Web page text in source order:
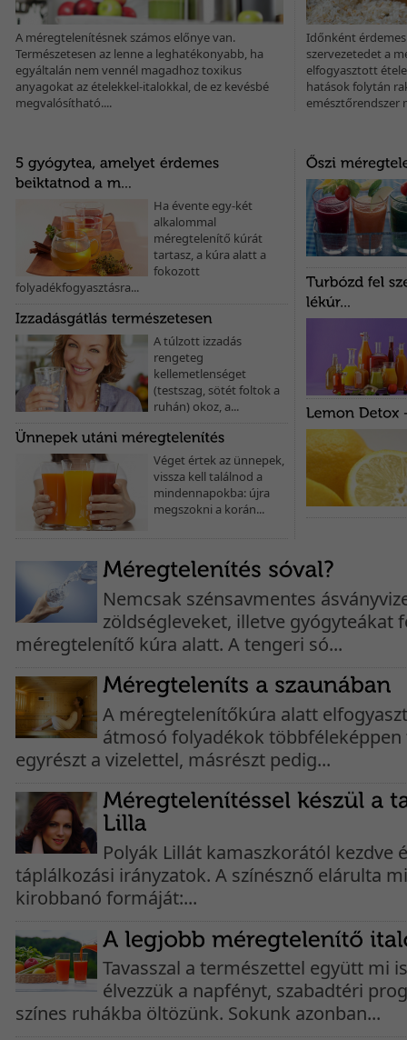
A méregtelenítésnek számos előnye van.
Természetesen az lenne a leghatékonyabb, ha
egyáltalán nem vennél magadhoz toxikus
anyagokat az ételekkel-italokkal, de ez kevésbé
megvalósítható....
Időnként
szervezetedet a
elfogyasztott
hatások folytán
emésztőrendszer
Ha évente egy-két
alkalommal
méregtelenítő kúrát
tartasz, a kúra alatt a
fokozott
folyadékfogyasztásra...
A túlzott izzadás
rengeteg
kellemetlenséget
(testszag, sötét foltok a
ruhán) okoz, a...
Véget értek az ünnepek,
vissza kell találnod a
mindennapokba: újra
megszokni a korán...
Nemcsak szénsavmentes
zöldségleveket, illetve gyógyteákat
méregtelenítő kúra alatt. A tengeri só...
A méregtelenítőkúra alatt
átmosó folyadékok többféleképpen
egyrészt a vizelettel, másrészt pedig...
Polyák Lillát kamaszkorától kezdve
táplálkozási irányzatok. A színésznő elárulta
kirobbanó formáját:...
Tavasszal a természettel együtt mi
élvezzük a napfényt, szabadtéri
színes ruhákba öltözünk. Sokunk azonban...